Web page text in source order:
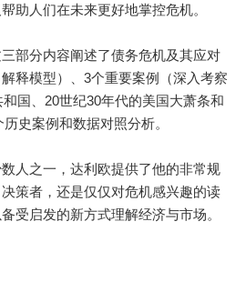
助人们在未来更好地掌控危机。
部分内容阐述了债务危机及其应对
释模型）、3个重要案例（深入考察
国、20世纪30年代的美国大萧条和
史案例和数据对照分析。
人之一，达利欧提供了他的非常规
策者，还是仅仅对危机感兴趣的读
受启发的新方式理解经济与市场。